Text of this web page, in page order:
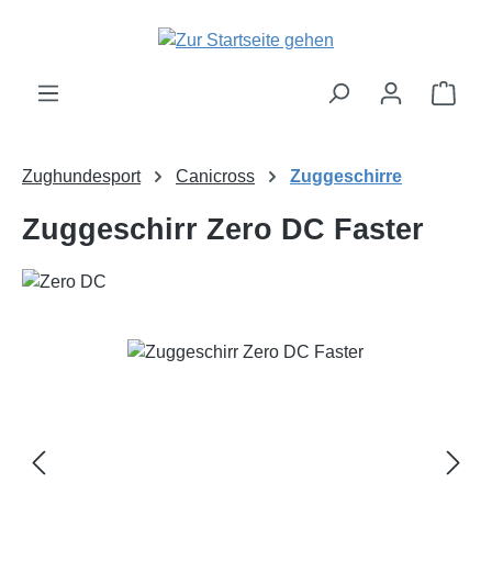
Zum Hauptinhalt springen
Zughundesport Canicross Zuggeschirre
Zuggeschirr Zero DC Faster
Bildergalerie überspringen